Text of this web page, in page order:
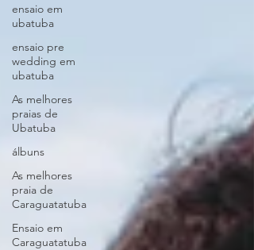
ensaio em
ubatuba
ensaio pre
wedding em
ubatuba
As melhores
praias de
Ubatuba
álbuns
As melhores
praia de
Caraguatatuba
Ensaio em
Caraguatatuba